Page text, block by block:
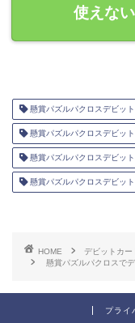
使えな
懸賞パズルパクロスデビッ
懸賞パズルパクロスデビッ
懸賞パズルパクロスデビッ
懸賞パズルパクロスデビッ
HOME
デビットカー
懸賞パズルパクロスで
プライ